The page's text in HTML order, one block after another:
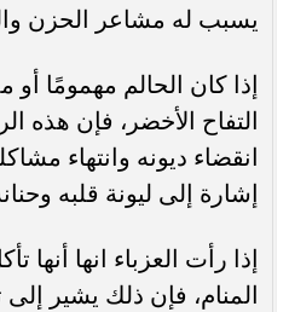
يسبب له مشاعر الحزن
إذا كان الحالم مهمومًا
التفاح الأخضر، فإن هذه
انقضاء ديونه وانتهاء
إشارة إلى ليونة قلبه
إذا رأت العزباء انها أنها
المنام، فإن ذلك يشير